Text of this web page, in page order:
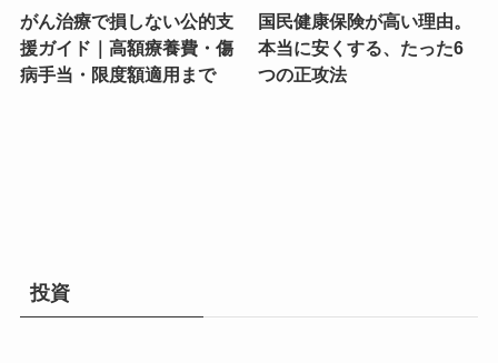
がん治療で損しない公的支
援ガイド｜高額療養費・傷
病手当・限度額適用まで
国民健康保険が高い理由。
本当に安くする、たった6
つの正攻法
投資